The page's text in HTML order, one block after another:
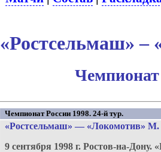
«Ростсельмаш»
Чемпионат
Чемпионат России 1998. 24-й тур.
«Ростсельмаш» — «Локомотив» М.
9 сентября 1998 г. Ростов-на-Дону.